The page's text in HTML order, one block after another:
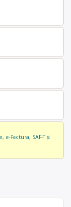
e-Factura, SAF-T și